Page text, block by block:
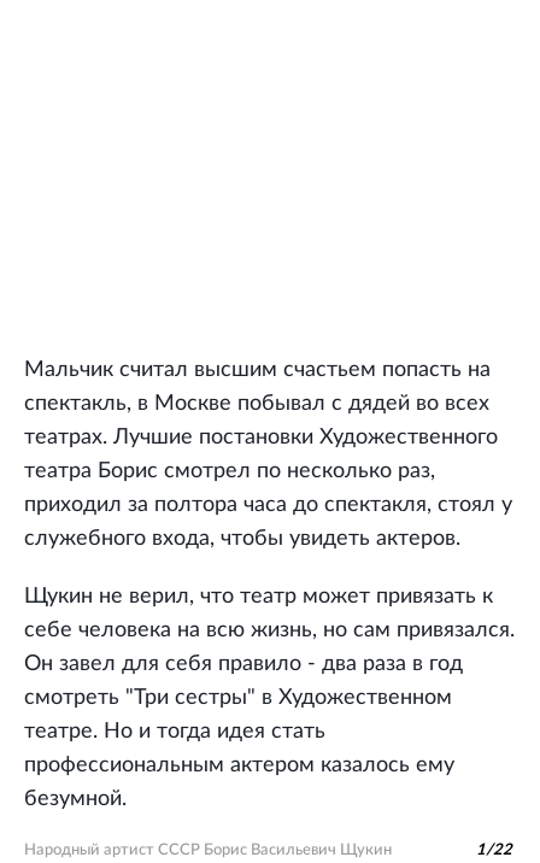
Мальчик считал высшим счастьем попасть на
спектакль, в Москве побывал с дядей во всех
театрах. Лучшие постановки Художественного
театра Борис смотрел по несколько раз,
приходил за полтора часа до спектакля, стоял у
служебного входа, чтобы увидеть актеров.
Щукин не верил, что театр может привязать к
себе человека на всю жизнь, но сам привязался.
Он завел для себя правило - два раза в год
смотреть "Три сестры" в Художественном
театре. Но и тогда идея стать
профессиональным актером казалось ему
безумной.
Народный артист СССР Борис Васильевич Щукин 1/22